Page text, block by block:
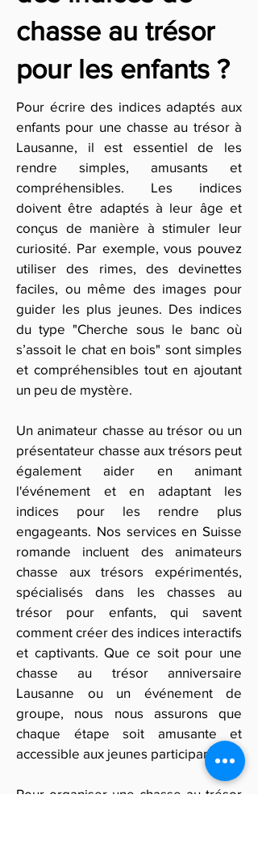
chasse au trésor
pour les enfants ?
Pour écrire des indices adaptés aux
enfants pour une chasse au trésor à
Lausanne, il est essentiel de les
rendre simples, amusants et
compréhensibles. Les indices
doivent être adaptés à leur âge et
conçus de manière à stimuler leur
curiosité. Par exemple, vous pouvez
utiliser des rimes, des devinettes
faciles, ou même des images pour
guider les plus jeunes. Des indices
du type "Cherche sous le banc où
s’assoit le chat en bois" sont simples
et compréhensibles tout en ajoutant
un peu de mystère.
Un animateur chasse au trésor ou un
présentateur chasse aux trésors peut
également aider en animant
l'événement et en adaptant les
indices pour les rendre plus
engageants. Nos services en Suisse
romande incluent des animateurs
chasse aux trésors expérimentés,
spécialisés dans les chasses au
trésor pour enfants, qui savent
comment créer des indices interactifs
et captivants. Que ce soit pour une
chasse au trésor anniversaire
Lausanne ou un événement de
groupe, nous nous assurons que
chaque étape soit amusante et
accessible aux jeunes participants.
Pour organiser une chasse au trésor